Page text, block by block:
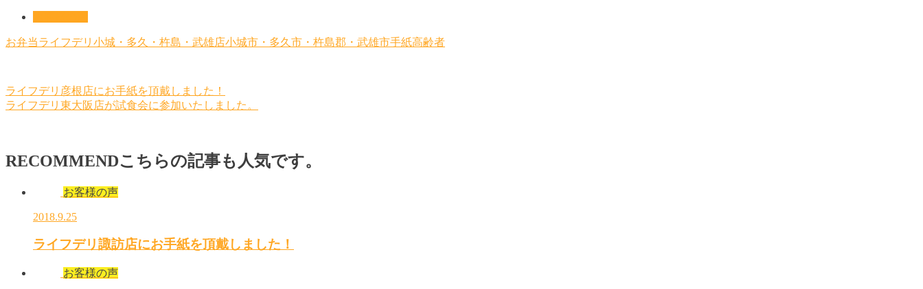
お弁当ライフデリ小城・多久・杵島・武雄店小城市・多久市・杵島郡・武雄市手紙高齢者
ライフデリ彦根店にお手紙を頂戴しました！
ライフデリ東大阪店が試食会に参加いたしました。
RECOMMENDこちらの記事も人気です。
お客様の声
2018.9.25
ライフデリ諏訪店にお手紙を頂戴しました！
お客様の声